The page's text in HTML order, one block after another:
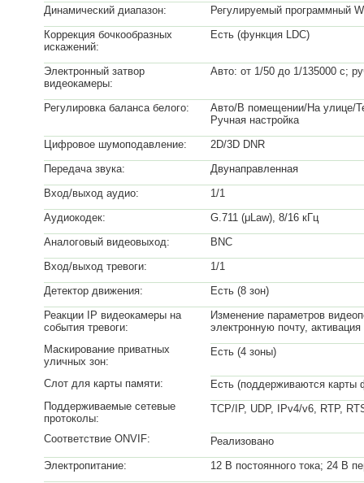
Динамический диапазон:
Регулируемый программный
Коррекция бочкообразных
искажений:
Есть (функция LDC)
Электронный затвор
видеокамеры:
Авто: от 1/50 до 1/135000 с;
Регулировка баланса белого:
Авто/В помещении/На улице/
Ручная настройка
Цифровое шумоподавление:
2D/3D DNR
Передача звука:
Двунаправленная
Вход/выход аудио:
1/1
Аудиокодек:
G.711 (μLaw), 8/16 кГц
Аналоговый видеовыход:
BNC
Вход/выход тревоги:
1/1
Детектор движения:
Есть (8 зон)
Реакции IP видеокамеры на
события тревоги:
Изменение параметров
электронную почту,
Маскирование приватных
уличных зон:
Есть (4 зоны)
Слот для карты памяти:
Есть (поддерживаются
Поддерживаемые сетевые
протоколы:
TCP/IP, UDP, IPv4/v6, RTP,
Соответствие ONVIF:
Реализовано
Электропитание:
12 В постоянного тока; 24 В